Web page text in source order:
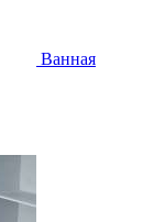
Ванная